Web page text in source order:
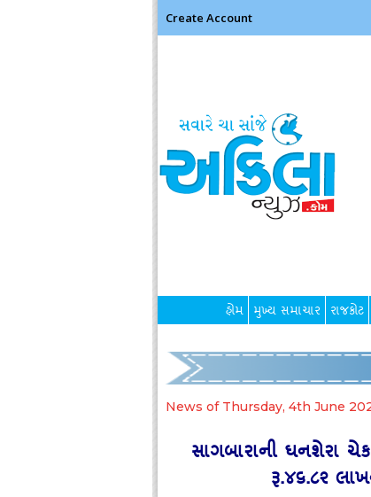
Create Account
હોમ મુખ્ય સમાચાર રાજકોટ
News of Thursday, 4th June
સાગબારાની ઘનશેરા
રૂ.૪૬.૮૨